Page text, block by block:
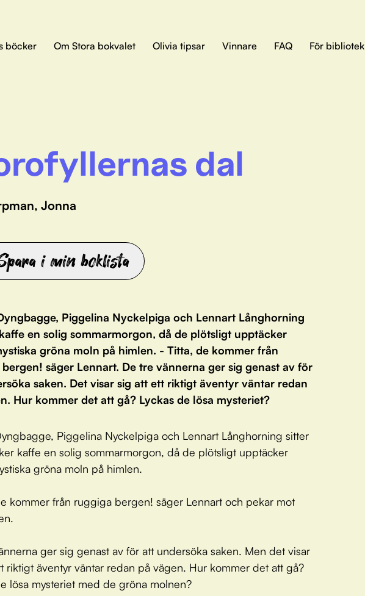
böcker Om Stora bokvalet Olivia tipsar Vinnare FAQ För bibliotek
dal
Jonna
i min boklista
Piggelina Nyckelpiga och Lennart Långhorning
en solig sommarmorgon, då de plötsligt upptäcker
gröna moln på himlen. - Titta, de kommer från
säger Lennart. De tre vännerna ger sig genast av för
saken. Det visar sig att ett riktigt äventyr väntar redan
Hur kommer det att gå? Lyckas de lösa mysteriet?
Piggelina Nyckelpiga och Lennart Långhorning sitter
kaffe en solig sommarmorgon, då de plötsligt upptäcker
gröna moln på himlen.
kommer från ruggiga bergen! säger Lennart och pekar mot
ger sig genast av för att undersöka saken. Men det visar
riktigt äventyr väntar redan på vägen. Hur kommer det att gå?
lösa mysteriet med de gröna molnen?